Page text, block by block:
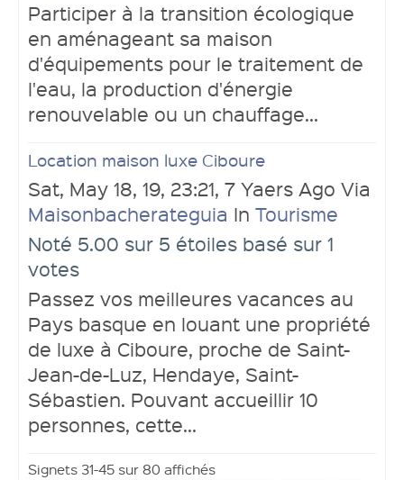
Participer à la transition écologique
en aménageant sa maison
d'équipements pour le traitement de
l'eau, la production d'énergie
renouvelable ou un chauffage...
Location maison luxe Ciboure
Sat, May 18, 19, 23:21, 7 Yaers Ago Via
Maisonbacherateguia In Tourisme
Noté 5.00 sur 5 étoiles basé sur 1
votes
Passez vos meilleures vacances au
Pays basque en louant une propriété
de luxe à Ciboure, proche de Saint-
Jean-de-Luz, Hendaye, Saint-
Sébastien. Pouvant accueillir 10
personnes, cette...
Signets 31-45 sur 80 affichés